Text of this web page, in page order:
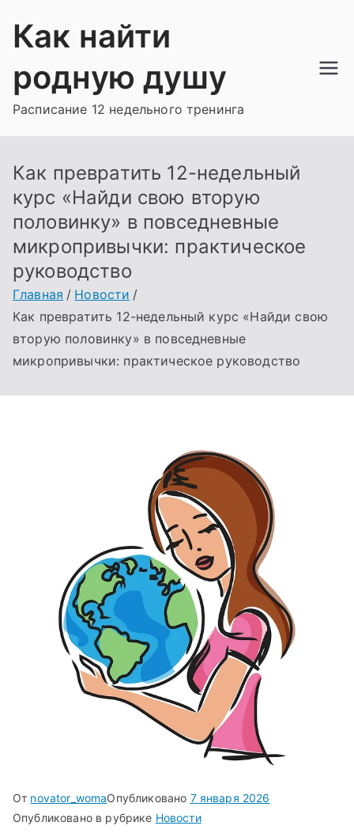
Как найти
родную душу
Расписание 12 недельного тренинга
Как превратить 12-недельный
курс «Найди свою вторую
половинку» в повседневные
микропривычки: практическое
руководство
Главная
Новости
Как превратить 12-недельный курс «Найди свою
вторую половинку» в повседневные
микропривычки: практическое руководство
От novator_womaОпубликовано 7 января 2026
Опубликовано в рубрике Новости